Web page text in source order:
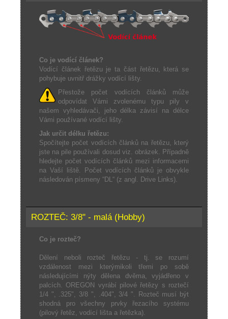
Co je vodící článek?
Vodící článek řetězu je ta část řetězu, která se
pohybuje uvnitř drážky vodící lišty.
Přestože počet vodících článků může
odpovídat Vámi zvolenému typu pily v
našem vyhledávači, jeho délka závisí na délce
Vámi používané vodící lišty.
Jak určit délku řetězu:
Spočítejte počet vodících článků na řetězu, který
jste na pile používali dosud viz. obrázek. Případně
hledejte počet vodících článků mezi informacemi
na Vaší liště. Počet vodících článků je obvykle
následován písmeny “DL“ (z angl. Drive Links).
ROZTEČ: 3/8" - malá (Hobby)
Co je rozteč?
Dělení neboli rozteč řetězu - tj. se rozumí
vzdálenost mezi kterýmikoli třemi po sobě
následujícími nýty dělena dvěma, vyjádřeno v
palcích. OREGON vyrábí pilové řetězy s roztečí
1/4 ", .325", 3/8 ", .404", 3/4 ". Rozteč musí být
shodná pro všechny prvky řezacího systému
(pilový řetěz, vodící lišta a řetězka).